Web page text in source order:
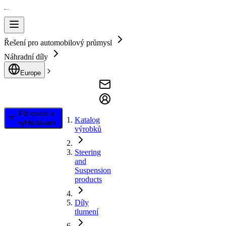
Řešení pro automobilový průmysl
Náhradní díly
Europe
Filtrování a
vyhledávání
Katalog
výrobků
Steering
and
Suspension
products
Díly
tlumení